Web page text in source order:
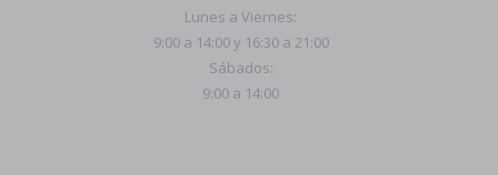
Lunes a Viernes:
9:00 a 14:00 y 16:30 a 21:00
Sábados:
9:00 a 14:00